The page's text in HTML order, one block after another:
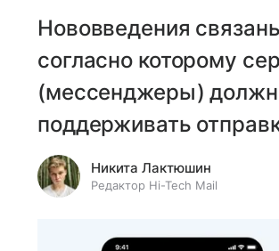
Нововведения
согласно которому
(мессенджеры)
поддерживать
Никита Лактюшин
Редактор Hi-Tech Mail